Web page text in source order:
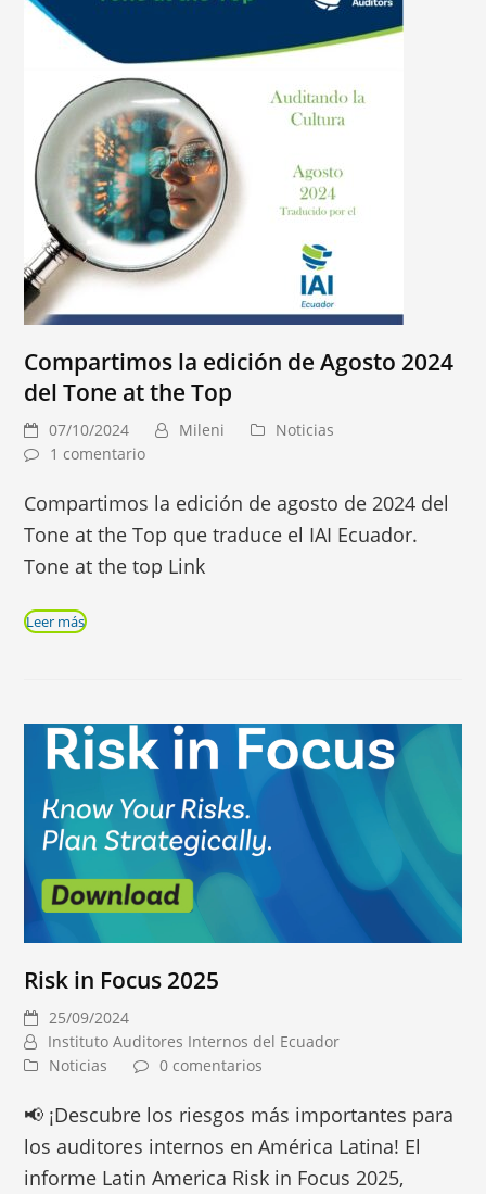
Compartimos la edición de Agosto 2024
del Tone at the Top
07/10/2024 Mileni
Noticias
1 comentario
Compartimos la edición de agosto de 2024 del
Tone at the Top que traduce el IAI Ecuador.
Tone at the top Link
Leer más
Risk in Focus 2025
25/09/2024
Instituto Auditores Internos del Ecuador
Noticias
0 comentarios
📢 ¡Descubre los riesgos más importantes para
los auditores internos en América Latina! El
informe Latin America Risk in Focus 2025,